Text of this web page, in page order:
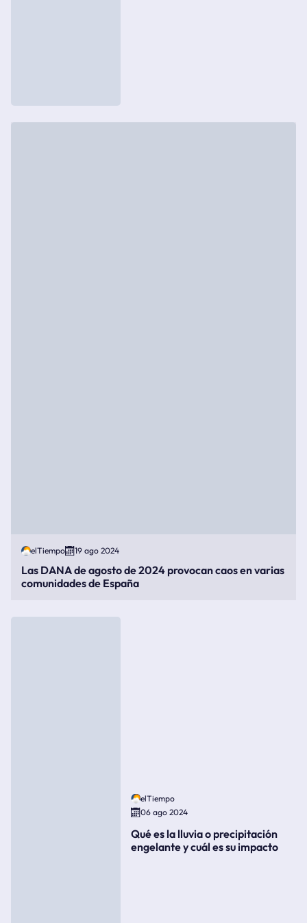
elTiempo 19 ago 2024
Las DANA de agosto de 2024 provocan caos en varias
comunidades de España
elTiempo
06 ago 2024
Qué es la lluvia o precipitación
engelante y cuál es su impacto